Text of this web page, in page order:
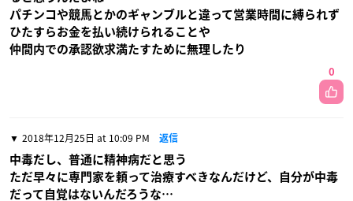
パチンコや競馬とかのギャンブルと違って営業時間に縛られず
ひたすらお金を払い続けられることや
仲間内での承認欲求満たすために無理したり
0
2018年12月25日 at 10:09 PM 返信
中毒だし、普通に精神病だと思う
ただ早々に専門家を頼って治療すべきなんだけど、自分が中毒
だって自覚はないんだろうな…